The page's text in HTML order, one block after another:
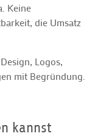
Keine
die Umsatz
Logos,
mit Begründung.
kannst